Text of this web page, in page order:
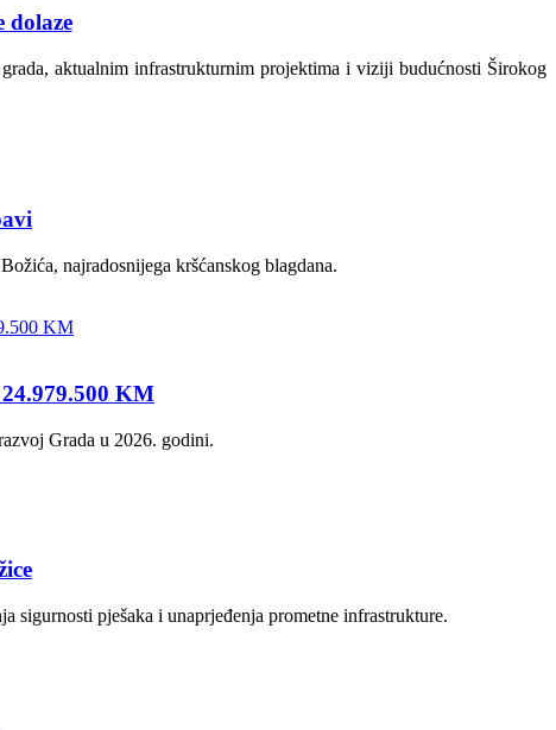
dolaze
aktualnim infrastrukturnim projektima i viziji budućnosti Širokog
najradosnijega kršćanskog blagdana.
KM
Grada u 2026. godini.
sigurnosti pješaka i unaprjeđenja prometne infrastrukture.